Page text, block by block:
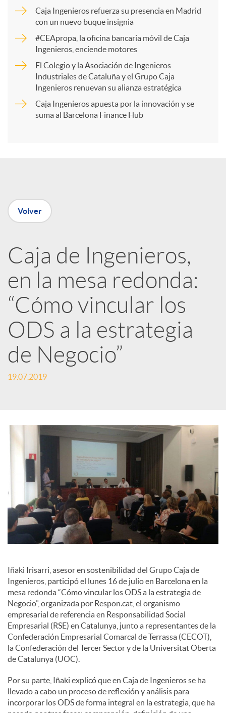
r
n
R
e
d
e
s
o
i
a
l
e
s
Caja Ingenieros refuerza su presencia en Madrid
con un nuevo buque insignia
#CEApropa, la oficina bancaria móvil de Caja
Ingenieros, enciende motores
El Colegio y la Asociación de Ingenieros
Industriales de Cataluña y el Grupo Caja
Ingenieros renuevan su alianza estratégica
Caja Ingenieros apuesta por la innovación y se
suma al Barcelona Finance Hub
Volver
Caja de Ingenieros,
en la mesa redonda:
“Cómo vincular los
ODS a la estrategia
de Negocio”
19.07.2019
Iñaki Irisarri, asesor en sostenibilidad del Grupo Caja de
Ingenieros, participó el lunes 16 de julio en Barcelona en la
mesa redonda “Cómo vincular los ODS a la estrategia de
Negocio”, organizada por Respon.cat, el organismo
empresarial de referencia en Responsabilidad Social
Empresarial (RSE) en Catalunya, junto a representantes de la
Confederación Empresarial Comarcal de Terrassa (CECOT),
la Confederación del Tercer Sector y de la Universitat Oberta
de Catalunya (UOC).
Por su parte, Iñaki explicó que en Caja de Ingenieros se ha
llevado a cabo un proceso de reflexión y análisis para
incorporar los ODS de forma integral en la estrategia, que ha